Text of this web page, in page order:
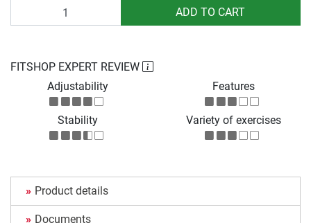
ADD TO CART
FITSHOP EXPERT REVIEW
Adjustability
Features
Stability Variety of exercises
Product details
Documents